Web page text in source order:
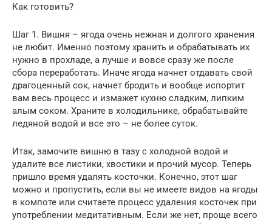
Как готовить?
Шаг 1. Вишня – ягода очень нежная и долгого хранения
не любит. Именно поэтому хранить и обрабатывать их
нужно в прохладе, а лучше и вовсе сразу же после
сбора переработать. Иначе ягода начнет отдавать свой
драгоценный сок, начнет бродить и вообще испортит
вам весь процесс и измажет кухню сладким, липким
алым соком. Храните в холодильнике, обрабатывайте
ледяной водой и все это – не более суток.
Итак, замочите вишню в тазу с холодной водой и
удалите все листики, хвостики и прочий мусор. Теперь
пришло время удалять косточки. Конечно, этот шаг
можно и пропустить, если вы не имеете видов на ягоды
в компоте или считаете процесс удаления косточек при
употреблении медитативным. Если же нет, проще всего